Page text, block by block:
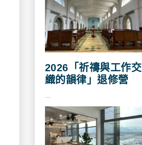
2026「祈禱與工作交
織的韻律」退修營